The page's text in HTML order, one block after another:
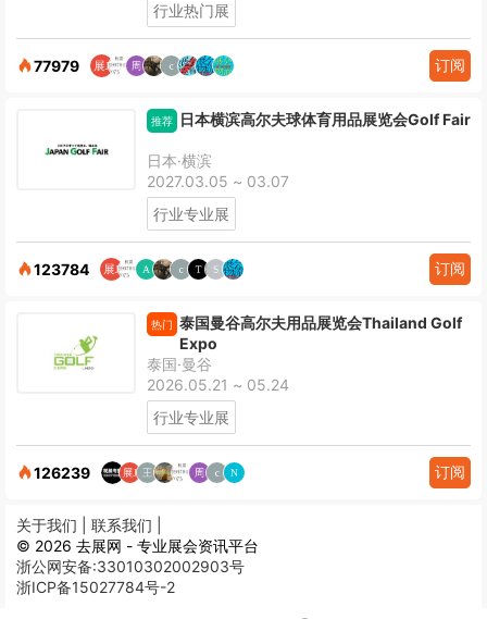
行业热门展
77979 订阅
推荐 日本横滨高尔夫球体育用品展览会Golf Fair
日本·横滨
2027.03.05 ~ 03.07
行业专业展
123784 订阅
热门 泰国曼谷高尔夫用品展览会Thailand Golf
Expo
泰国·曼谷
2026.05.21 ~ 05.24
行业专业展
126239 订阅
关于我们 | 联系我们 |
© 2026 去展网 - 专业展会资讯平台
浙公网安备:33010302002903号
浙ICP备15027784号-2